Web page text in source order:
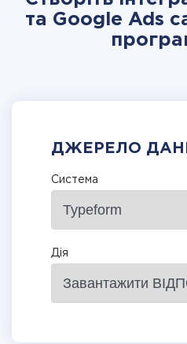
та Google Ads
ДЖЕРЕЛО
Система
Дія